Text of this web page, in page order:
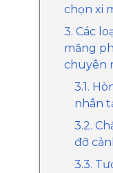
chọn xi
3. Các
măng
chuyên
3.1.
nhân
3.2.
đỡ
3.3.